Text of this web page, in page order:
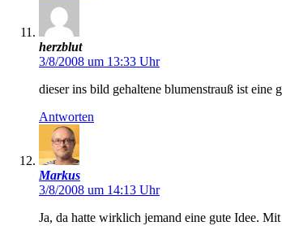
herzblut
3/8/2008 um 13:33 Uhr
dieser ins bild gehaltene blumenstrauß ist eine
Antworten
Markus
3/8/2008 um 14:13 Uhr
Ja, da hatte wirklich jemand eine gute Idee.